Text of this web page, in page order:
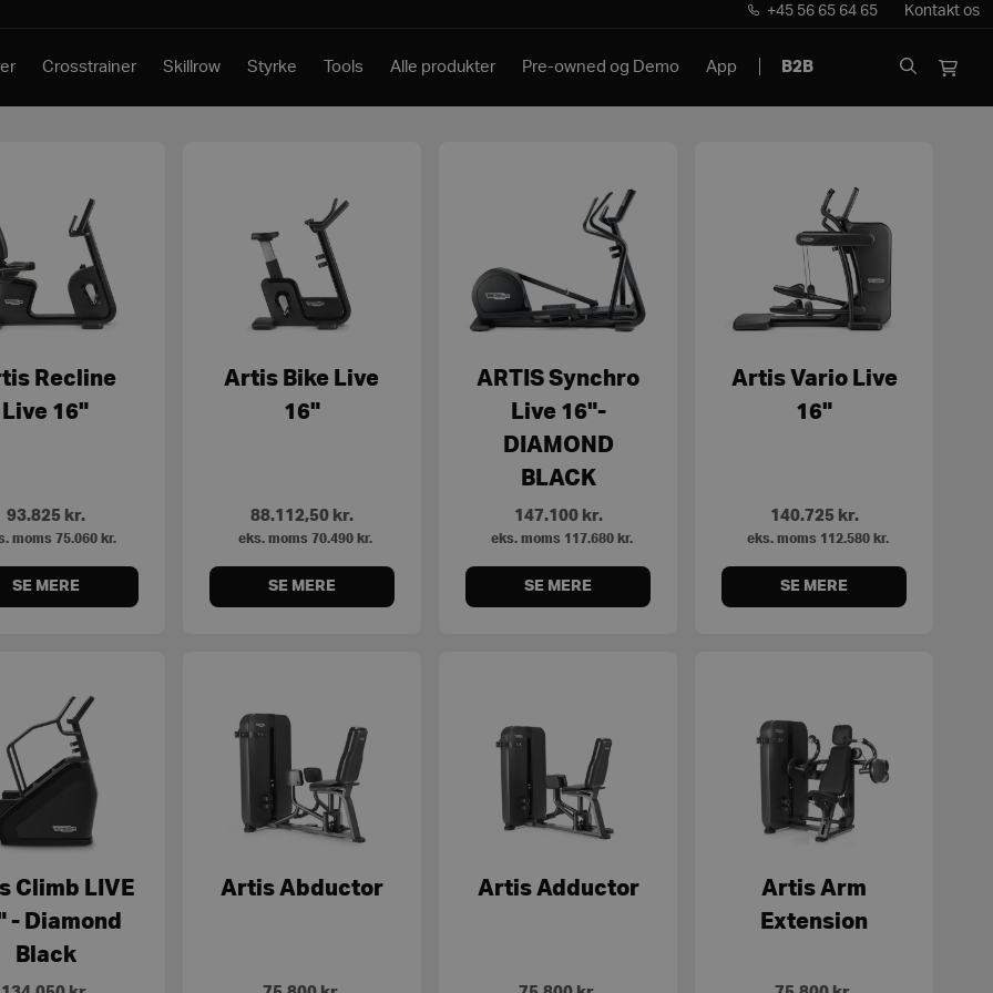
+45 56 65 64 65 Kontakt os
Crosstrainer Skillrow Styrke Tools Alle produkter Pre-owned og Demo App B2B
Recline
Live 16"
93.825 kr.
moms 75.060 kr.
SE MERE
Artis Bike Live
16"
88.112,50 kr.
eks. moms 70.490 kr.
SE MERE
ARTIS Synchro
Live 16"-
DIAMOND
BLACK
147.100 kr.
eks. moms 117.680 kr.
SE MERE
Artis Vario Live
16"
140.725 kr.
eks. moms 112.580 kr.
SE MERE
Climb LIVE
- Diamond
Black
Artis Abductor Artis Adductor
Artis Arm
Extension